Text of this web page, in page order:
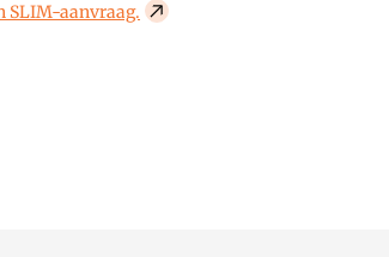
SLIM-aanvraag.